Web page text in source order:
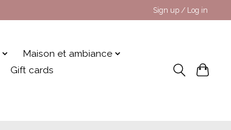
Sign up / Log in
Maison et ambiance
Gift cards